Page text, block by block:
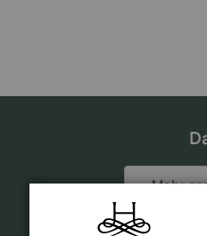
Mehr